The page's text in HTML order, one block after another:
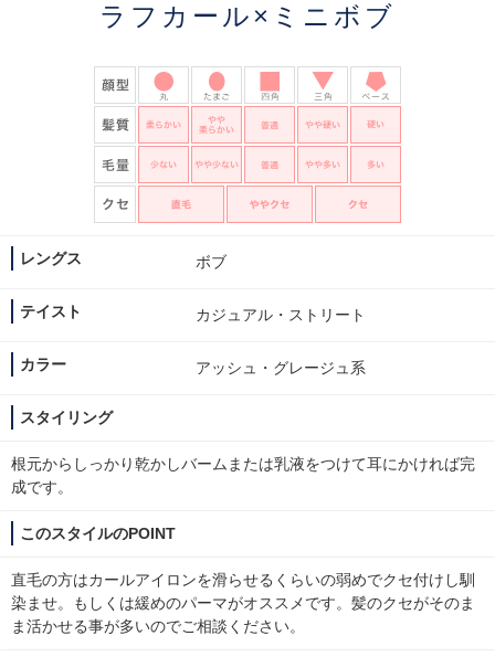
ラフカール×ミニボブ
レングス ボブ
テイスト カジュアル・ストリート
カラー アッシュ・グレージュ系
スタイリング
根元からしっかり乾かしバームまたは乳液をつけて耳にかければ完
成です。
このスタイルのPOINT
直毛の方はカールアイロンを滑らせるくらいの弱めでクセ付けし馴
染ませ。もしくは緩めのパーマがオススメです。髪のクセがそのま
ま活かせる事が多いのでご相談ください。